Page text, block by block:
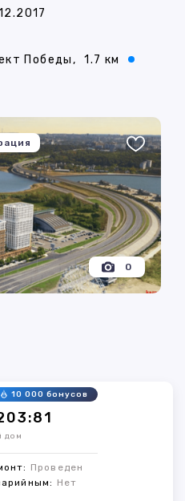
Победы,
1.7 км
0
10 000 бонусов
дом
Проведен
Нет